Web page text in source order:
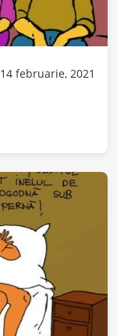
14 februarie, 2021